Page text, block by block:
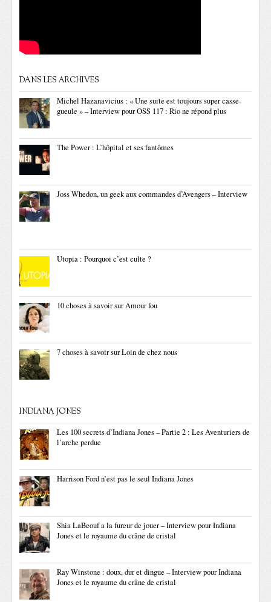
DANS LES ARCHIVES
Michel Hazanavicius : « Une suite est toujours super casse-
gueule » – Interview pour OSS 117 : Rio ne répond plus
The Power : L’hôpital et ses fantômes
Joss Whedon, un geek aux commandes d’Avengers – Interview
Utopia : Pourquoi c’est culte ?
10 choses à savoir sur Amour fou
7 choses à savoir sur Loin de chez nous
INDIANA JONES
Les 100 secrets d’Indiana Jones – Partie 2 : Les Aventuriers de
l’arche perdue
Harrison Ford n’est pas le seul Indiana Jones
Shia LaBeouf a la fureur de jouer – Interview pour Indiana
Jones et le royaume du crâne de cristal
Ray Winstone : doux, dur et dingue – Interview pour Indiana
Jones et le royaume du crâne de cristal